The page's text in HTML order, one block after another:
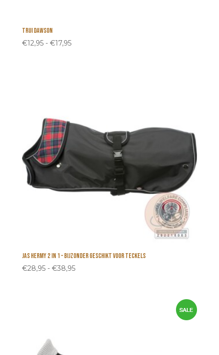
Trui Dawson
€12,95 - €17,95Prijsklasse:
Jas Hermy 2 in 1 – bijzonder geschikt voor Teckels
€28,95 - €38,95Prijsklasse: